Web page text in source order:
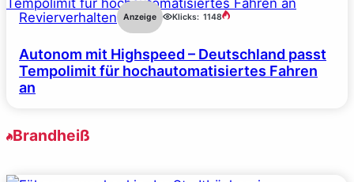
Revierverhalten Anzeige Klicks: 1148
Autonom mit Highspeed – Deutschland passt
Tempolimit für hochautomatisiertes Fahren
an
Brandheiß